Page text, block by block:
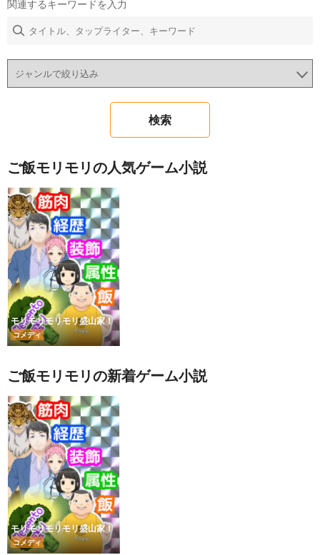
関連するキーワードを入力
ご飯モリモリの人気ゲーム小説
モリモリモリモリ盛山家！
コメディ
ご飯モリモリの新着ゲーム小説
モリモリモリモリ盛山家！
コメディ